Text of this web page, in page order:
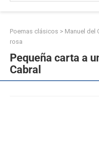
Poemas clásicos > Manuel del
rosa
Pequeña carta a
Cabral